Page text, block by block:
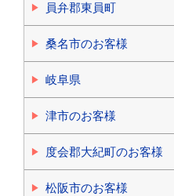
員弁郡東員町
桑名市のお客様
岐阜県
津市のお客様
度会郡大紀町のお客様
松阪市のお客様